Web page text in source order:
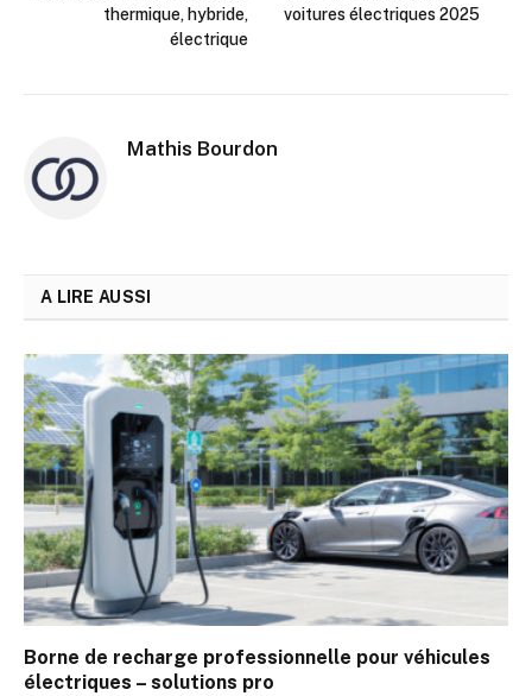
thermique, hybride,
électrique
voitures électriques 2025
Mathis Bourdon
A LIRE AUSSI
Borne de recharge professionnelle pour véhicules
électriques – solutions pro